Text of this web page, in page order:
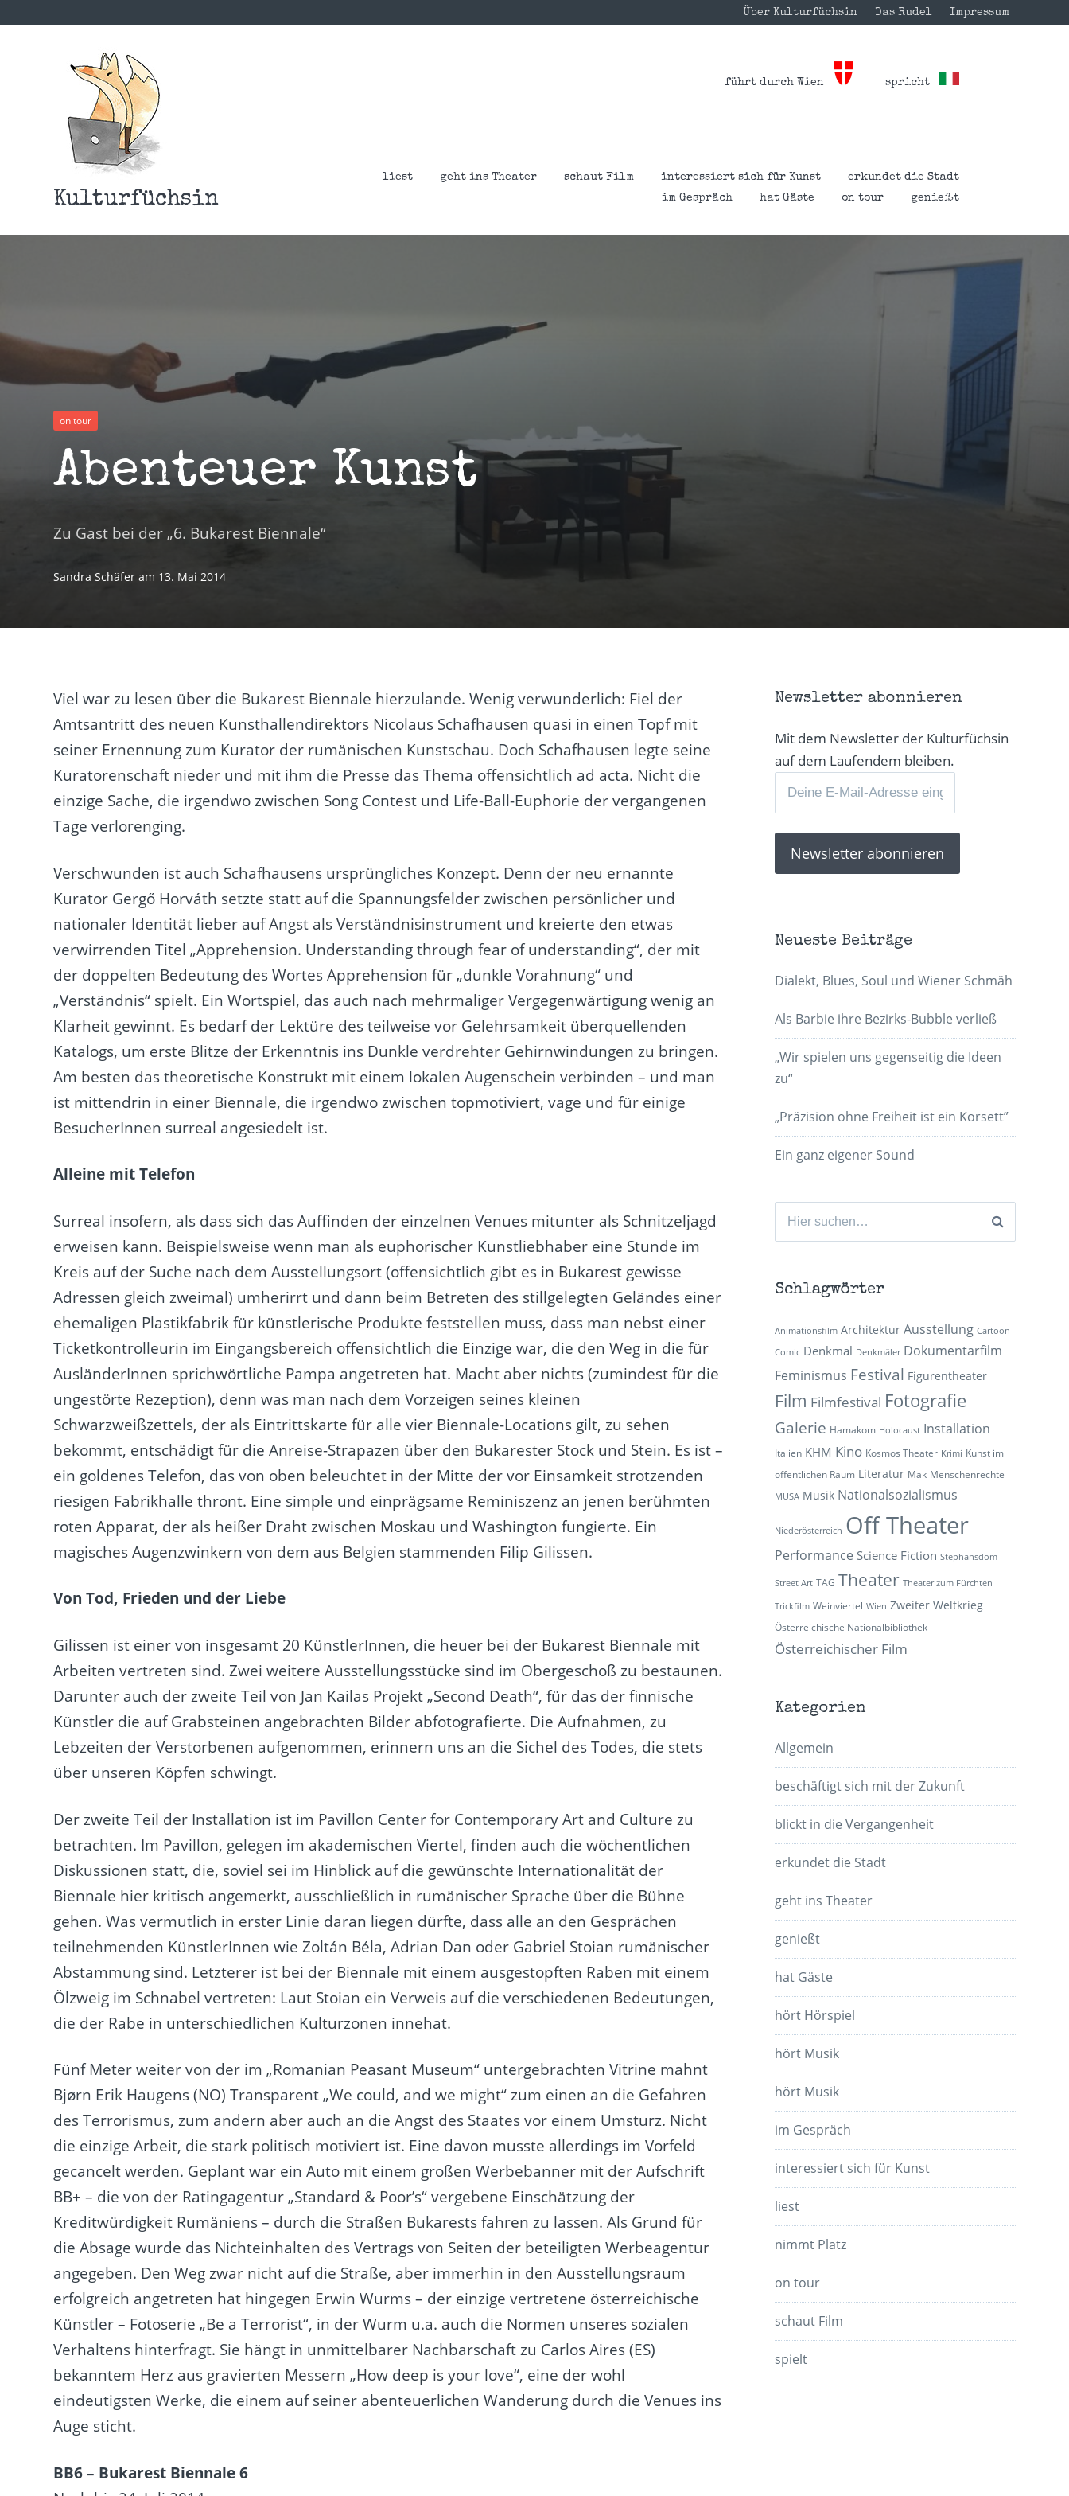
Über Kulturfüchsin Das Rudel Impressum
Kulturfüchsin
führt durch Wien spricht
liest geht ins Theater schaut Film interessiert sich für Kunst
erkundet die Stadt
im Gespräch
hat Gäste on tour genießt
on tour
Abenteuer Kunst
Zu Gast bei der „6. Bukarest Biennale“
Sandra Schäferam 13. Mai 2014
Viel war zu lesen über die Bukarest Biennale hierzulande. Wenig verwunderlich: Fiel der
Amtsantritt des neuen Kunsthallendirektors Nicolaus Schafhausen quasi in einen Topf mit
seiner Ernennung zum Kurator der rumänischen Kunstschau. Doch Schafhausen legte seine
Kuratorenschaft nieder und mit ihm die Presse das Thema offensichtlich ad acta. Nicht die
einzige Sache, die irgendwo zwischen Song Contest und Life-Ball-Euphorie der vergangenen
Tage verlorenging.
Verschwunden ist auch Schafhausens ursprüngliches Konzept. Denn der neu ernannte
Kurator Gergő Horváth setzte statt auf die Spannungsfelder zwischen persönlicher und
nationaler Identität lieber auf Angst als Verständnisinstrument und kreierte den etwas
verwirrenden Titel „Apprehension. Understanding through fear of understanding“, der mit
der doppelten Bedeutung des Wortes Apprehension für „dunkle Vorahnung“ und
„Verständnis“ spielt. Ein Wortspiel, das auch nach mehrmaliger Vergegenwärtigung wenig an
Klarheit gewinnt. Es bedarf der Lektüre des teilweise vor Gelehrsamkeit überquellenden
Katalogs, um erste Blitze der Erkenntnis ins Dunkle verdrehter Gehirnwindungen zu bringen.
Am besten das theoretische Konstrukt mit einem lokalen Augenschein verbinden – und man
ist mittendrin in einer Biennale, die irgendwo zwischen topmotiviert, vage und für einige
BesucherInnen surreal angesiedelt ist.
Alleine mit Telefon
Surreal insofern, als dass sich das Auffinden der einzelnen Venues mitunter als Schnitzeljagd
erweisen kann. Beispielsweise wenn man als euphorischer Kunstliebhaber eine Stunde im
Kreis auf der Suche nach dem Ausstellungsort (offensichtlich gibt es in Bukarest gewisse
Adressen gleich zweimal) umherirrt und dann beim Betreten des stillgelegten Geländes einer
ehemaligen Plastikfabrik für künstlerische Produkte feststellen muss, dass man nebst einer
Ticketkontrolleurin im Eingangsbereich offensichtlich die Einzige war, die den Weg in die für
AusländerInnen sprichwörtliche Pampa angetreten hat. Macht aber nichts (zumindest für die
ungestörte Rezeption), denn was man nach dem Vorzeigen seines kleinen
Schwarzweißzettels, der als Eintrittskarte für alle vier Biennale-Locations gilt, zu sehen
bekommt, entschädigt für die Anreise-Strapazen über den Bukarester Stock und Stein. Es ist –
ein goldenes Telefon, das von oben beleuchtet in der Mitte der vor Einsamkeit strotzenden
riesigen Fabrikhalle thront. Eine simple und einprägsame Reminiszenz an jenen berühmten
roten Apparat, der als heißer Draht zwischen Moskau und Washington fungierte. Ein
magisches Augenzwinkern von dem aus Belgien stammenden Filip Gilissen.
Von Tod, Frieden und der Liebe
Gilissen ist einer von insgesamt 20 KünstlerInnen, die heuer bei der Bukarest Biennale mit
Arbeiten vertreten sind. Zwei weitere Ausstellungsstücke sind im Obergeschoß zu bestaunen.
Darunter auch der zweite Teil von Jan Kailas Projekt „Second Death“, für das der finnische
Künstler die auf Grabsteinen angebrachten Bilder abfotografierte. Die Aufnahmen, zu
Lebzeiten der Verstorbenen aufgenommen, erinnern uns an die Sichel des Todes, die stets
über unseren Köpfen schwingt.
Der zweite Teil der Installation ist im Pavillon Center for Contemporary Art and Culture zu
betrachten. Im Pavillon, gelegen im akademischen Viertel, finden auch die wöchentlichen
Diskussionen statt, die, soviel sei im Hinblick auf die gewünschte Internationalität der
Biennale hier kritisch angemerkt, ausschließlich in rumänischer Sprache über die Bühne
gehen. Was vermutlich in erster Linie daran liegen dürfte, dass alle an den Gesprächen
teilnehmenden KünstlerInnen wie Zoltán Béla, Adrian Dan oder Gabriel Stoian rumänischer
Abstammung sind. Letzterer ist bei der Biennale mit einem ausgestopften Raben mit einem
Ölzweig im Schnabel vertreten: Laut Stoian ein Verweis auf die verschiedenen Bedeutungen,
die der Rabe in unterschiedlichen Kulturzonen innehat.
Fünf Meter weiter von der im „Romanian Peasant Museum“ untergebrachten Vitrine mahnt
Bjørn Erik Haugens (NO) Transparent „We could, and we might“ zum einen an die Gefahren
des Terrorismus, zum andern aber auch an die Angst des Staates vor einem Umsturz. Nicht
die einzige Arbeit, die stark politisch motiviert ist. Eine davon musste allerdings im Vorfeld
gecancelt werden. Geplant war ein Auto mit einem großen Werbebanner mit der Aufschrift
BB+ – die von der Ratingagentur „Standard & Poor’s“ vergebene Einschätzung der
Kreditwürdigkeit Rumäniens – durch die Straßen Bukarests fahren zu lassen. Als Grund für
die Absage wurde das Nichteinhalten des Vertrags von Seiten der beteiligten Werbeagentur
angegeben. Den Weg zwar nicht auf die Straße, aber immerhin in den Ausstellungsraum
erfolgreich angetreten hat hingegen Erwin Wurms – der einzige vertretene österreichische
Künstler – Fotoserie „Be a Terrorist“, in der Wurm u.a. auch die Normen unseres sozialen
Verhaltens hinterfragt. Sie hängt in unmittelbarer Nachbarschaft zu Carlos Aires (ES)
bekanntem Herz aus gravierten Messern „How deep is your love“, eine der wohl
eindeutigsten Werke, die einem auf seiner abenteuerlichen Wanderung durch die Venues ins
Auge sticht.
BB6 – Bukarest Biennale 6
Newsletter abonnieren
Mit dem Newsletter der Kulturfüchsin
auf dem Laufendem bleiben.
Neueste Beiträge
Dialekt, Blues, Soul und Wiener Schmäh
Als Barbie ihre Bezirks-Bubble verließ
„Wir spielen uns gegenseitig die Ideen
zu“
„Präzision ohne Freiheit ist ein Korsett”
Ein ganz eigener Sound
Suchen
Schlagwörter
Animationsfilm Architektur Ausstellung Cartoon
Comic Denkmal Denkmäler Dokumentarfilm
Feminismus Festival Figurentheater
Film Filmfestival Fotografie
Galerie Hamakom Holocaust Installation
Italien KHM Kino Kosmos Theater Krimi Kunst im
öffentlichen Raum Literatur Mak Menschenrechte
MUSA Musik Nationalsozialismus
Niederösterreich Off Theater
Performance Science Fiction Stephansdom
Street Art TAG Theater Theater zum Fürchten
Trickfilm Weinviertel Wien Zweiter Weltkrieg
Österreichische Nationalbibliothek
Österreichischer Film
Kategorien
Allgemein
beschäftigt sich mit der Zukunft
blickt in die Vergangenheit
erkundet die Stadt
geht ins Theater
genießt
hat Gäste
hört Hörspiel
hört Musik
hört Musik
im Gespräch
interessiert sich für Kunst
liest
nimmt Platz
on tour
schaut Film
spielt